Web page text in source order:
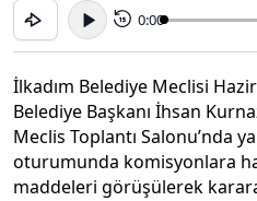
15 0:00
İlkadım Belediye Meclisi
Belediye Başkanı İhsan
Meclis Toplantı Salonu’nda
oturumunda komisyonlara
maddeleri görüşülerek